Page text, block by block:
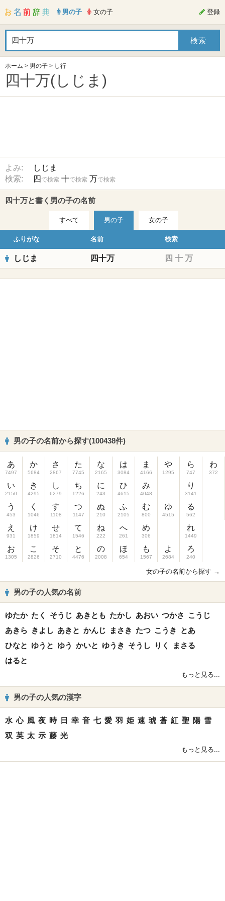
男の子 女の子 登録
ホーム > 男の子 > し行
四十万(しじま)
よみ:
しじま
検索:
四 で検索 十で検索 万で検索
四十万と書く男の子の名前
すべて 男の子 女の子
ふりがな 名前 検索
しじま 四十万 四 十 万
男の子の名前から探す(100438件)
あ
7497
い
2150
う
453
え
931
お
1305
か
5684
き
4295
く
1046
け
1859
こ
2826
さ
2867
し
6279
す
1108
せ
1814
そ
2710
た
7745
ち
1226
つ
1147
て
1546
と
4476
な
2165
に
243
ぬ
210
ね
222
の
2008
は
3084
ひ
4615
ふ
2105
へ
261
ほ
654
ま
4166
み
4048
む
800
め
306
も
1567
や
1295
ゆ
4515
よ
2684
ら
747
り
3141
る
562
れ
1449
ろ
240
わ
372
女の子の名前から探す →
男の子の人気の名前
ゆたか たく そうじ あきとも たかし あおい つかさ こうじ
あきら きよし あきと かんじ まさき たつ こうき
とあ
ひなと ゆうと ゆう かいと ゆうき そうし りく
まさる
はると
もっと見る...
男の子の人気の漢字
水 心 風 夜 時 日 幸 音 七 愛 羽 姫 速 琥 蒼 紅 聖 陽 雪
双 英 太 示 藤 光
もっと見る...